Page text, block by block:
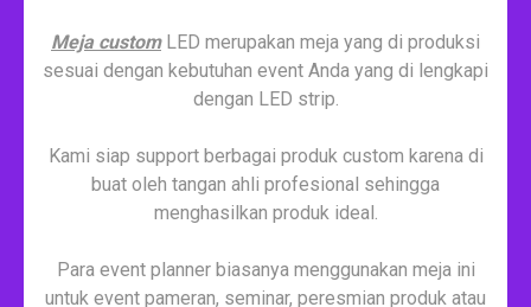
Meja customLED merupakan meja yang di produksi
sesuai dengan kebutuhan event Anda yang di lengkapi
dengan LED strip.
Kami siap support berbagai produk custom karena di
buat oleh tangan ahli profesional sehingga
menghasilkan produk ideal.
Para event planner biasanya menggunakan meja ini
untuk event pameran, seminar, peresmian produk atau